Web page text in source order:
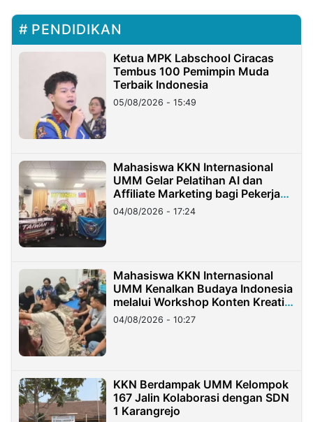
PENDIDIKAN
Ketua MPK Labschool Ciracas
Tembus 100 Pemimpin Muda
Terbaik Indonesia
05/08/2026 - 15:49
Mahasiswa KKN Internasional
UMM Gelar Pelatihan AI dan
Affiliate Marketing bagi Pekerja
Migran Indonesia di Taiwan
04/08/2026 - 17:24
Mahasiswa KKN Internasional
UMM Kenalkan Budaya Indonesia
melalui Workshop Konten Kreatif
di Taiwan
04/08/2026 - 10:27
KKN Berdampak UMM Kelompok
167 Jalin Kolaborasi dengan SDN
1 Karangrejo